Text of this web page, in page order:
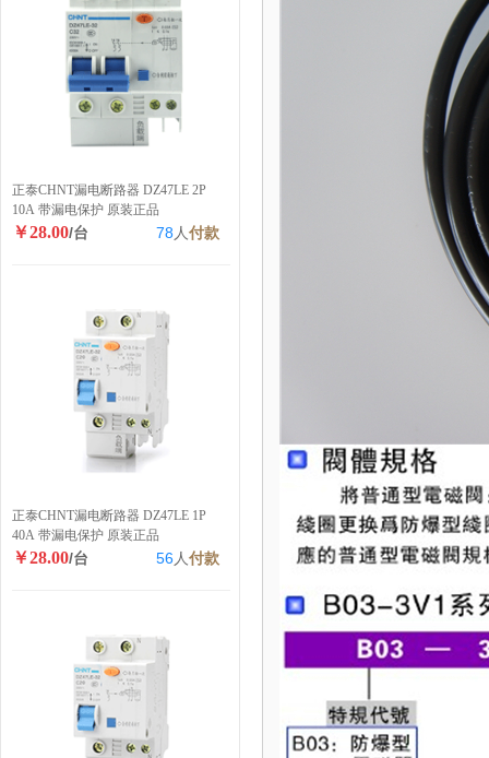
正泰CHNT漏电断路器 DZ47LE 2P
10A 带漏电保护 原装正品
￥28.00/台 78 人付款
正泰CHNT漏电断路器 DZ47LE 1P
40A 带漏电保护 原装正品
￥28.00/台 56人付款